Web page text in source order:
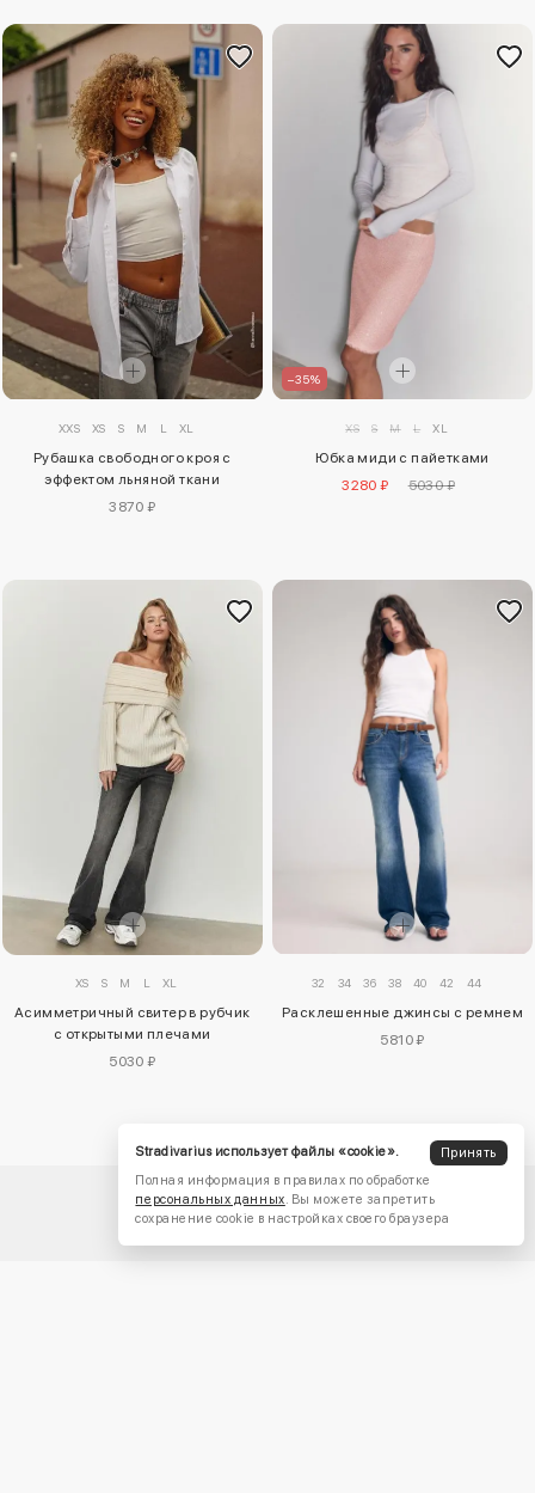
XXS XS S M L XL
Рубашка свободного кроя с
эффектом льняной ткани
3870 ₽
–35%
XS S M L XL
Юбка миди с пайетками
3280 ₽
5030 ₽
XS S M L XL
Асимметричный свитер в рубчик
с открытыми плечами
5030 ₽
32 34 36 38 40 42 44
Расклешенные джинсы с ремнем
5810 ₽
Stradivarius использует файлы «cookie».
Принять
Полная информация в правилах по обработке
персональных данных. Вы можете запретить
сохранение cookie в настройках своего браузера